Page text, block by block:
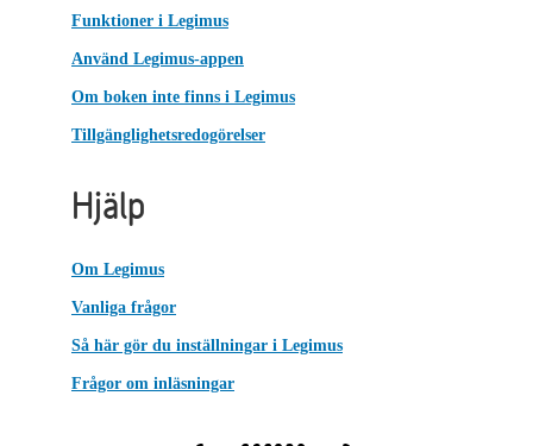
Funktioner i Legimus
Använd Legimus-appen
Om boken inte finns i Legimus
Tillgänglighetsredogörelser
Hjälp
Om Legimus
Vanliga frågor
Så här gör du inställningar i Legimus
Frågor om inläsningar